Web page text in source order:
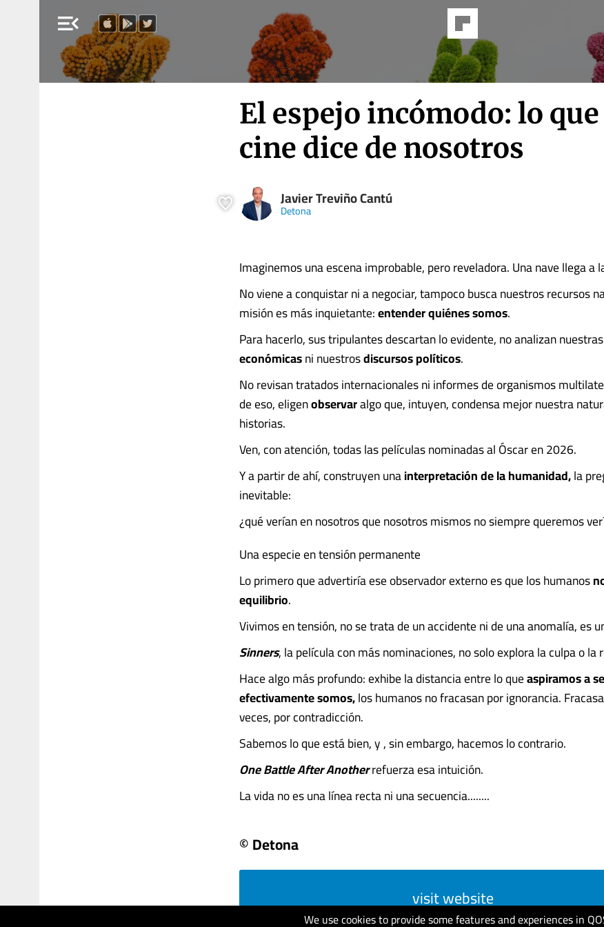
menu_open
We use cookies to provide some features and experiences in
El espejo incómodo: lo
cine dice de nosotros
Javier Treviño Cantú
Detona
Imaginemos una escena improbable, pero reveladora. Una nave llega a
No viene a conquistar ni a negociar, tampoco busca nuestros recursos
misión es más inquietante:entender quiénes somos.
Para hacerlo, sus tripulantes descartan lo evidente, no analizan nuestras
económicasni nuestrosdiscursos políticos.
No revisan tratados internacionales ni informes de organismos
de eso, eligenobservaralgo que, intuyen, condensa mejor nuestra
historias.
Ven, con atención, todas las películas nominadas al Óscar en 2026.
Y a partir de ahí, construyen unainterpretación de la humanidad,la
inevitable:
¿qué verían en nosotros que nosotros mismos no siempre queremos
Una especie en tensión permanente
Lo primero que advertiría ese observador externo es que los humanos
equilibrio.
Vivimos en tensión, no se trata de un accidente ni de una anomalía, es
Sinners, la película con más nominaciones, no solo explora la culpa o la
Hace algo más profundo: exhibe la distancia entre lo queaspiramos a
efectivamente somos,los humanos no fracasan por ignorancia.
veces, por contradicción.
Sabemos lo que está bien, y , sin embargo, hacemos lo contrario.
One Battle After Anotherrefuerza esa intuición.
La vida no es una línea recta ni una secuencia........
© Detona
visit website